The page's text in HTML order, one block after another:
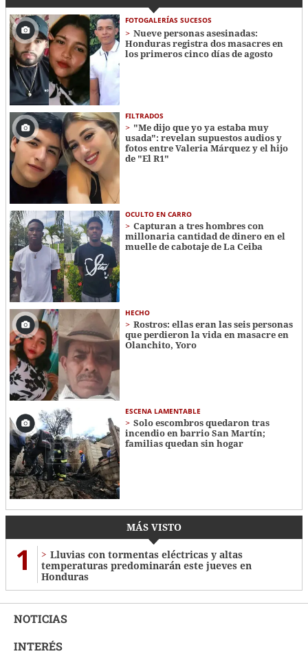
FOTOGALERÍAS SUCESOS
Nueve personas asesinadas:
Honduras registra dos masacres en
los primeros cinco días de agosto
FILTRADOS
"Me dijo que yo ya estaba muy
usada": revelan supuestos audios y
fotos entre Valeria Márquez y el hijo
de "El R1"
OCULTO EN CARRO
Capturan a tres hombres con
millonaria cantidad de dinero en el
muelle de cabotaje de La Ceiba
HECHO
Rostros: ellas eran las seis personas
que perdieron la vida en masacre en
Olanchito, Yoro
ESCENA LAMENTABLE
Solo escombros quedaron tras
incendio en barrio San Martín;
familias quedan sin hogar
MÁS VISTO
1
Lluvias con tormentas eléctricas y altas
temperaturas predominarán este jueves en
Honduras
NOTICIAS
INTERÉS